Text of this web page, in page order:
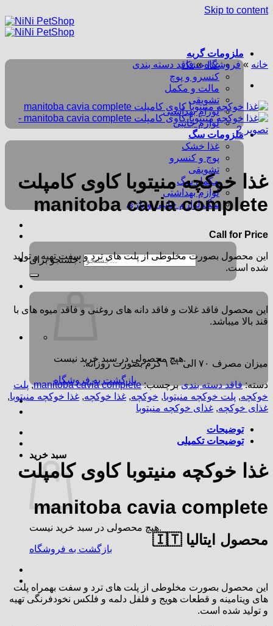
Skip to content
ملزومات گربه
غذا خشک
کنسرو و پوچ
مالت و مکمل
تشویقی
لوزام بهداشتی
لوازم جانبی
ملزومات سگ
غذا خشک
پوچ و کنسرو
تشویقی
مکمل سگ
لوازم بهداشتی
سگ لوازم جانبی و بازی
جستجو برای:
هیچ محصولی در سبد خرید نیست.
بازگشت به فروشگاه
سبد خرید
هیچ محصولی در سبد خرید نیست.
بازگشت به فروشگاه
خانه » فروشگاه » فاقد دسته بندی
غذا خوکچه منیتوبا کاوی کامپلت
manitoba cavia complete
Call for Price
این محصول بصورت مخلوطی از پلت های ترد و سفت تهیه و تولید
شده است.
این محصول فاقد غلات و فاقد دانه های روغنی و فاقد میوه های با
قند بالا میباشد.
میزان مصرف ۷۰ الی ۱۰۰ گرم بصورت روزانه.
دسته:فاقد دسته بندی برچسب:manitoba cavia complete
,پلت
خوکچه, پلت خوکچه‌ منیتوبا, خوکچه, غذا خوکچه, غذا خوکچه منیتوبا,
غذای خوکچه, غذای خوکچه منیتوبا
توضیحات
توضیحات تکمیلی
غذا خوکچه منیتوبا کاوی کامپلت
manitoba cavia complete
محصول ایتالیا 🇮🇹
این محصول بصورت مخلوطی از پلت های ترد و سفت بهمراه پلت
های ویتامینه و قطعات هویج و فلفل دلمه و فلکس نخودفرنگی تهیه
و تولید شده است.